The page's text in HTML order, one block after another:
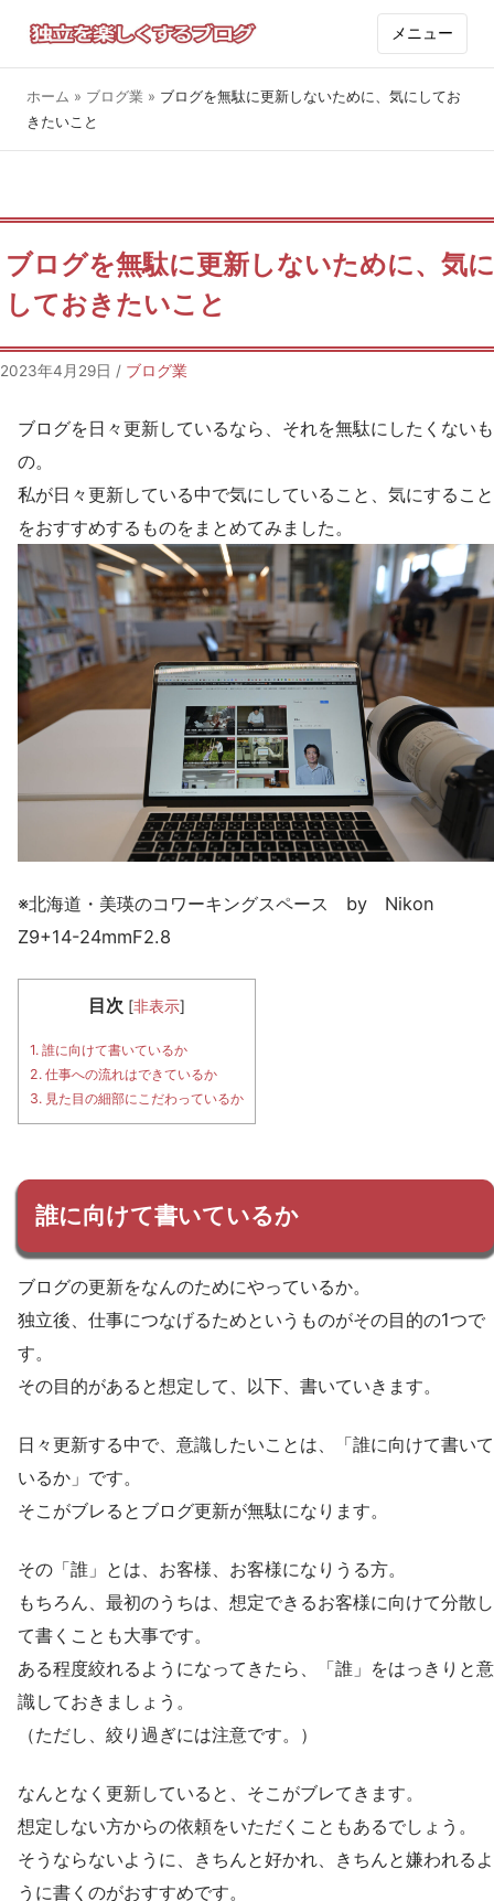
メニュー
ホーム » ブログ業 » ブログを無駄に更新しないために、気にしてお
きたいこと
ブログを無駄に更新しないために、気に
しておきたいこと
2023年4月29日 / ブログ業
ブログを日々更新しているなら、それを無駄にしたくないも
の。
私が日々更新している中で気にしていること、気にすること
をおすすめするものをまとめてみました。
※北海道・美瑛のコワーキングスペース by Nikon
Z9+14-24mmF2.8
目次 [非表示]
1. 誰に向けて書いているか
2. 仕事への流れはできているか
3. 見た目の細部にこだわっているか
誰に向けて書いているか
ブログの更新をなんのためにやっているか。
独立後、仕事につなげるためというものがその目的の1つで
す。
その目的があると想定して、以下、書いていきます。
日々更新する中で、意識したいことは、「誰に向けて書いて
いるか」です。
そこがブレるとブログ更新が無駄になります。
その「誰」とは、お客様、お客様になりうる方。
もちろん、最初のうちは、想定できるお客様に向けて分散し
て書くことも大事です。
ある程度絞れるようになってきたら、「誰」をはっきりと意
識しておきましょう。
（ただし、絞り過ぎには注意です。）
なんとなく更新していると、そこがブレてきます。
想定しない方からの依頼をいただくこともあるでしょう。
そうならないように、きちんと好かれ、きちんと嫌われるよ
うに書くのがおすすめです。